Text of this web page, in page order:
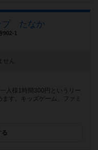
プ たなか
902-1
ん
人様1時間300円というリー
す。キッズゲーム、ファミ
る